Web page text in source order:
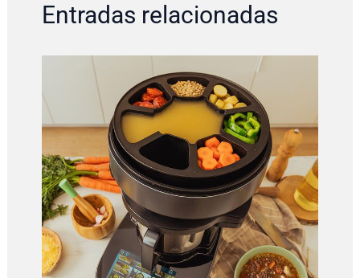
Entradas relacionadas